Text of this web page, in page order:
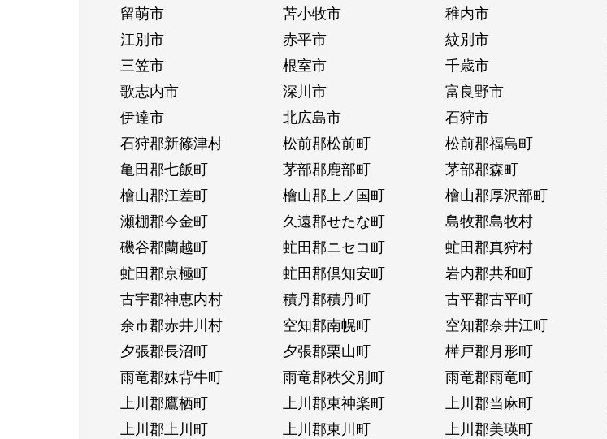
留萌市
苫小牧市 稚内市
江別市
赤平市 紋別市
三笠市
根室市 千歳市
歌志内市
深川市 富良野市
伊達市
北広島市 石狩市
石狩郡新篠津村
松前郡松前町 松前郡福島町
亀田郡七飯町
茅部郡鹿部町 茅部郡森町
檜山郡江差町
檜山郡上ノ国町 檜山郡厚沢部町
瀬棚郡今金町
久遠郡せたな町 島牧郡島牧村
磯谷郡蘭越町
虻田郡ニセコ町 虻田郡真狩村
虻田郡京極町
虻田郡倶知安町 岩内郡共和町
古宇郡神恵内村
積丹郡積丹町 古平郡古平町
余市郡赤井川村
空知郡南幌町 空知郡奈井江町
夕張郡長沼町
夕張郡栗山町 樺戸郡月形町
雨竜郡妹背牛町
雨竜郡秩父別町 雨竜郡雨竜町
上川郡鷹栖町
上川郡東神楽町 上川郡当麻町
上川郡上川町
上川郡東川町 上川郡美瑛町